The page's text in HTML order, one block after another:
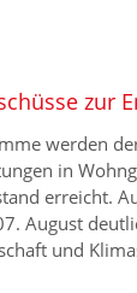
zur
werden
in
erreicht.
August
und